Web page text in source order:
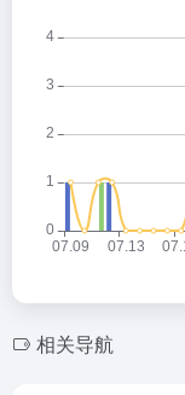
相关导航